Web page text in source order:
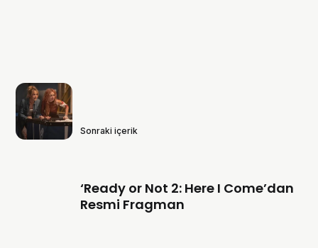
Sonraki içerik
‘Ready or Not 2: Here I Come’dan
Resmi Fragman